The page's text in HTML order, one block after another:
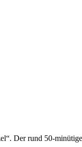
Der rund 50-